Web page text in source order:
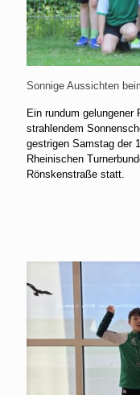
Sonnige Aussichten
Ein rundum gelungener
strahlendem
gestrigen Samstag der
Rheinischen
Rönskenstraße statt.